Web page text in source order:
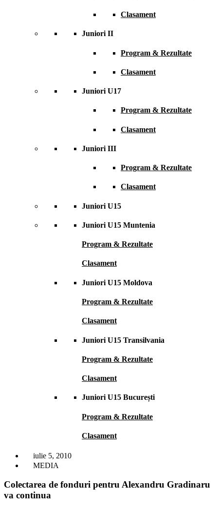
Clasament
Juniori II
Program & Rezultate
Clasament
Juniori U17
Program & Rezultate
Clasament
Juniori III
Program & Rezultate
Clasament
Juniori U15
Juniori U15 Muntenia
Program & Rezultate
Clasament
Juniori U15 Moldova
Program & Rezultate
Clasament
Juniori U15 Transilvania
Program & Rezultate
Clasament
Juniori U15 București
Program & Rezultate
Clasament
iulie 5, 2010
MEDIA
Colectarea de fonduri pentru Alexandru Gradinaru
va continua